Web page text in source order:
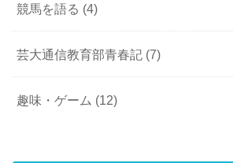
競馬を語る (4)
芸大通信教育部青春記 (7)
趣味・ゲーム (12)